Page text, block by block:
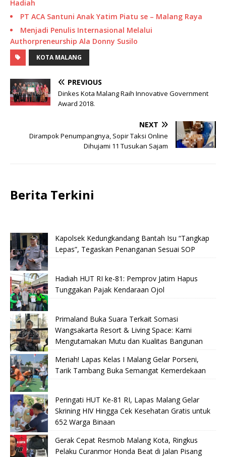
Hadiah
PT ACA Santuni Anak Yatim Piatu se – Malang Raya
Menjadi Penulis Internasional Melalui
Authorpreneurship Ala Donny Susilo
KOTA MALANG
PREVIOUS
Dinkes Kota Malang Raih Innovative Government
Award 2018.
NEXT
Dirampok Penumpangnya, Sopir Taksi Online
Dihujami 11 Tusukan Sajam
Berita Terkini
Kapolsek Kedungkandang Bantah Isu “Tangkap
Lepas”, Tegaskan Penanganan Sesuai SOP
Hadiah HUT RI ke-81: Pemprov Jatim Hapus
Tunggakan Pajak Kendaraan Ojol
Primaland Buka Suara Terkait Somasi
Wangsakarta Resort & Living Space: Kami
Mengutamakan Mutu dan Kualitas Bangunan
Meriah! Lapas Kelas I Malang Gelar Porseni,
Tarik Tambang Buka Semangat Kemerdekaan
Peringati HUT Ke-81 RI, Lapas Malang Gelar
Skrining HIV Hingga Cek Kesehatan Gratis untuk
652 Warga Binaan
Gerak Cepat Resmob Malang Kota, Ringkus
Pelaku Curanmor Honda Beat di Jalan Pisang